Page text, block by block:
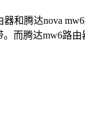
器和腾达nova
。而腾达mw6路由